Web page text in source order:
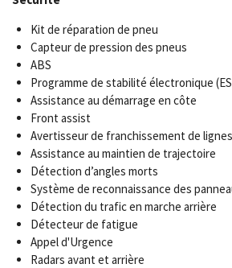
Kit de réparation de pneu
Capteur de pression des pneus
ABS
Programme de stabilité électronique
Assistance au démarrage en côte
Front assist
Avertisseur de franchissement de lignes
Assistance au maintien de trajectoire
Détection d’angles morts
Système de reconnaissance des
Détection du trafic en marche arrière
Détecteur de fatigue
Appel d'Urgence
Radars avant et arrière